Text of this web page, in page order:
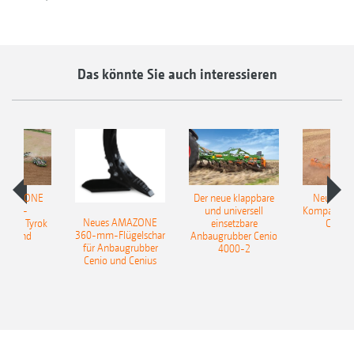
Das könnte Sie auch interessieren
Tyrok
Neues AMAZONE
360-mm-Flügelschar
für Anbaugrubber
Cenio und Cenius
Der neue klappbare
und universell
einsetzbare
Anbaugrubber Cenio
4000-2
Neue